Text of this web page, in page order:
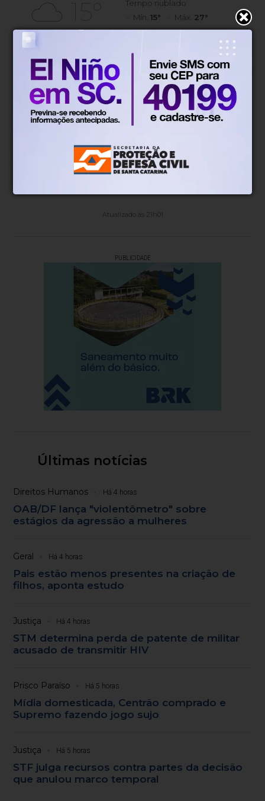
15°
Tempo nublado
Mín. 15° Máx. 27°
Sensação
0.86km/h 94%
Umidade
45%
(0.1mm)
Chance de chuva
06h52 05h51
Pôr do sol
17°
12°
Atualizado às 21h01
PUBLICIDADE
Últimas notícias
Direitos Humanos Há 4 horas
OAB/DF lança "violentômetro" sobre
estágios da agressão a mulheres
Geral Há 4 horas
Pais estão menos presentes na criação de
filhos, aponta estudo
Justiça Há 4 horas
STM determina perda de patente de militar
acusado de transmitir HIV
Prisco Paraíso Há 5 horas
Mídia domesticada, Centrão comprado e
Supremo fazendo jogo sujo
Justiça Há 5 horas
STF julga recursos contra partes da decisão
que anulou marco temporal